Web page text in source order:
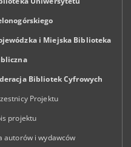
i Miejska Biblioteka
Bibliotek Cyfrowych
Projektu
projektu
autorów i wydawców